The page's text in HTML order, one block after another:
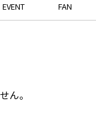
EVENT FAN
ん。